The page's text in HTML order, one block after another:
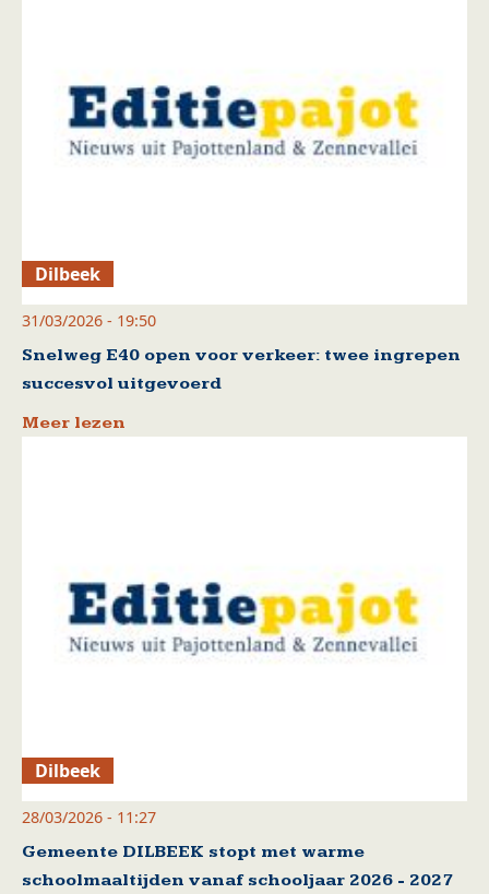
Dilbeek
31/03/2026 - 19:50
Snelweg E40 open voor verkeer: twee ingrepen
succesvol uitgevoerd
Meer lezen
Dilbeek
28/03/2026 - 11:27
Gemeente DILBEEK stopt met warme
schoolmaaltijden vanaf schooljaar 2026 - 2027